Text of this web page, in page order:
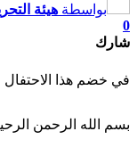
بواسطة هيئة
0
شارك
في خضم هذا الاحتفال
بسم الله الرحمن